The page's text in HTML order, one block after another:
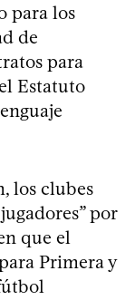
para los
de
para
Estatuto
los clubes
por
que el
Primera y